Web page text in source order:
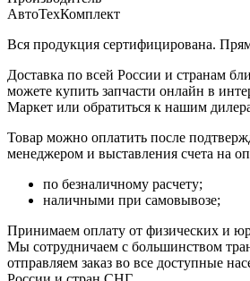
АвтоТехКомплект
Вся продукция сертифицирована.
Доставка по всей России и странам
можете купить запчасти онлайн в
Маркет или обратиться к нашим
Товар можно оплатить после
менеджером и выставления счета на
по безналичному расчету;
наличными при самовывозе;
Принимаем оплату от физических и
Мы сотрудничаем с большинством
отправляем заказ во все доступные